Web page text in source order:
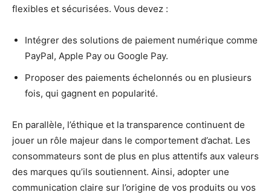
flexibles et sécurisées. Vous devez :
Intégrer des solutions de paiement numérique comme
PayPal, Apple Pay ou Google Pay.
Proposer des paiements échelonnés ou en plusieurs
fois, qui gagnent en popularité.
En parallèle, l’éthique et la transparence continuent de
jouer un rôle majeur dans le comportement d’achat. Les
consommateurs sont de plus en plus attentifs aux valeurs
des marques qu’ils soutiennent. Ainsi, adopter une
communication claire sur l’origine de vos produits ou vos